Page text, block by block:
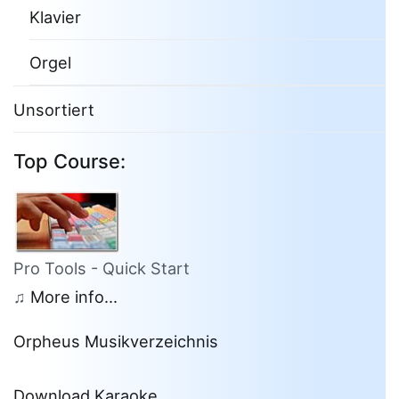
Klavier
Orgel
Unsortiert
Top Course:
Pro Tools - Quick Start
♫ More info...
Orpheus Musikverzeichnis